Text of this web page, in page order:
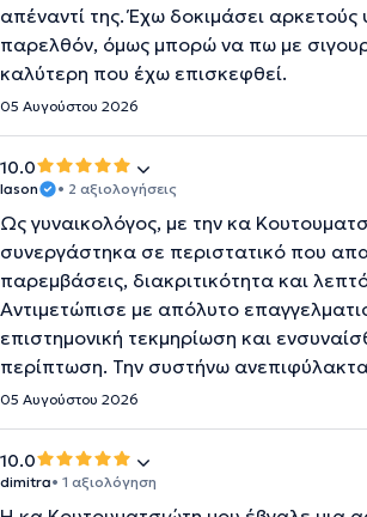
απέναντί της. Έχω δοκιμάσει
παρελθόν, όμως μπορώ να πω με
καλύτερη που έχω επισκεφθεί.
05 Αυγούστου 2026
10.0
Iason • 2 αξιολογήσεις
Ως γυναικολόγος, με την κα
συνεργάστηκα σε περιστατικό που
παρεμβάσεις, διακριτικότητα και
Αντιμετώπισε με απόλυτο
επιστημονική τεκμηρίωση και
περίπτωση. Την συστήνω
05 Αυγούστου 2026
10.0
dimitra• 1 αξιολόγηση